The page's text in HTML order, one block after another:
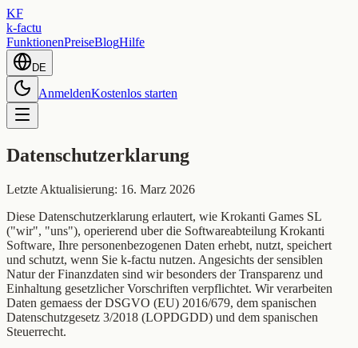
KF
k-factu
FunktionenPreiseBlogHilfe
DE
AnmeldenKostenlos starten
Datenschutzerklarung
Letzte Aktualisierung: 16. Marz 2026
Diese Datenschutzerklarung erlautert, wie Krokanti Games SL
("wir", "uns"), operierend uber die Softwareabteilung Krokanti
Software, Ihre personenbezogenen Daten erhebt, nutzt, speichert
und schutzt, wenn Sie k-factu nutzen. Angesichts der sensiblen
Natur der Finanzdaten sind wir besonders der Transparenz und
Einhaltung gesetzlicher Vorschriften verpflichtet. Wir verarbeiten
Daten gemaess der DSGVO (EU) 2016/679, dem spanischen
Datenschutzgesetz 3/2018 (LOPDGDD) und dem spanischen
Steuerrecht.